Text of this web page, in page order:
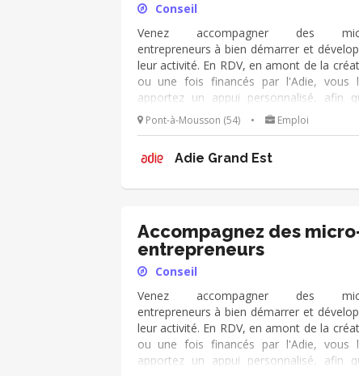
Conseil
Venez accompagner des
entrepreneurs à bien démarrer et
leur activité. En RDV, en amont de la
ou une fois financés par l'Adie, vous
apportez un appui personnalisé, afin
deviennent autonomes dans leur métier
chef d’entreprise. Vous
active et dans la durée. Vous utilisez le
Pont-à-Mousson (54) • Emploi
Adie Grand Est
Accompagnez des
entrepreneurs
Conseil
Venez accompagner des
entrepreneurs à bien démarrer et
leur activité. En RDV, en amont de la
ou une fois financés par l'Adie, vous
apportez un appui personnalisé, afin